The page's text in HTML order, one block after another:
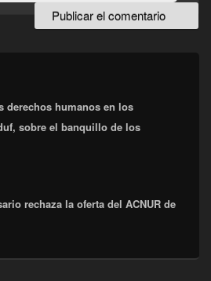
derechos humanos en los
sobre el banquillo de los
rechaza la oferta del ACNUR de